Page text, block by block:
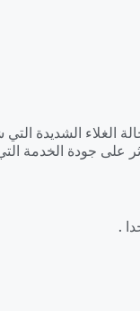
الغلاء الشديدة
جودة الخدمة
.